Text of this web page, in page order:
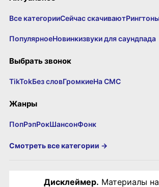
Все категорииСейчас скачивают
ПопулярноеНовинкизвуки для саундпада
Выбрать звонок
TikTokБез словГромкиеНа СМС
Жанры
ПопРэпРокШансонФонк
Смотреть все категории →
Дисклеймер. Материалы